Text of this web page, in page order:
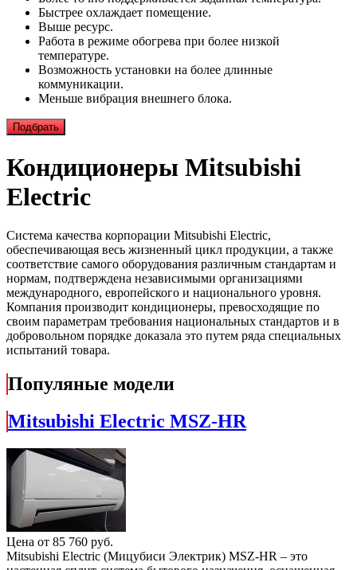
Быстрее охлаждает помещение.
Выше ресурс.
Работа в режиме обогрева при более низкой
температуре.
Возможность установки на более длинные
коммуникации.
Меньше вибрация внешнего блока.
Подбрать
Кондиционеры Mitsubishi
Electric
Cистема качества корпорации Mitsubishi Electric,
обеспечивающая весь жизненный цикл продукции, а также
соответствие самого оборудования различным стандартам и
нормам, подтверждена независимыми организациями
международного, европейского и национального уровня.
Компания производит кондиционеры, превосходящие по
своим параметрам требования национальных стандартов и в
добровольном порядке доказала это путем ряда специальных
испытаний товара.
Популяные модели
Mitsubishi Electric MSZ-HR
Цена от 85 760 руб.
Mitsubishi Electric (Мицубиси Электрик) MSZ-HR – это